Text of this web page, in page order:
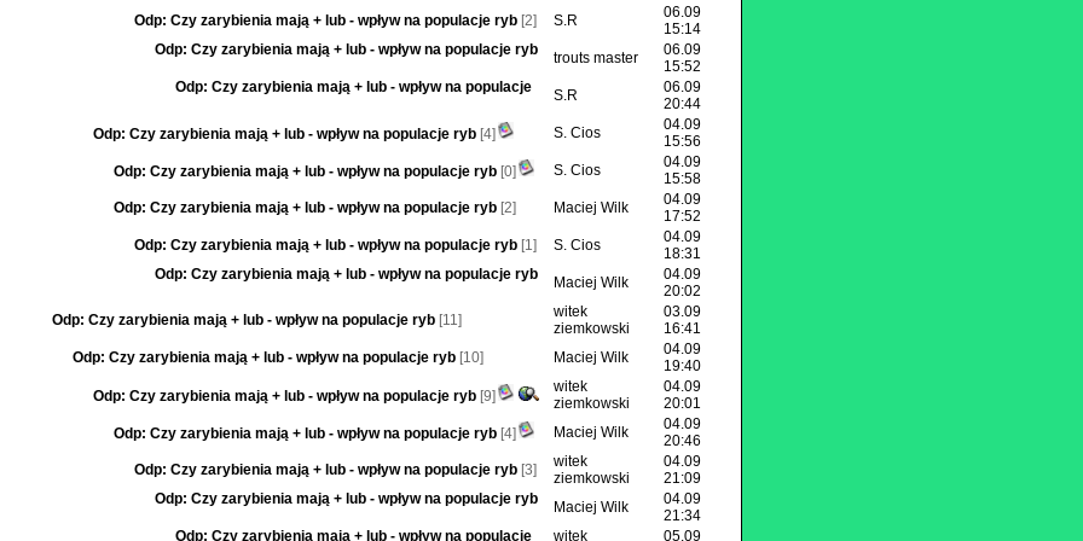
Odp: Czy zarybienia mają + lub - wpływ na populacje ryb [2] S.R
06.09
15:14
Odp: Czy zarybienia mają + lub - wpływ na populacje ryb
trouts master
06.09
15:52
Odp: Czy zarybienia mają + lub - wpływ na populacje
S.R
06.09
20:44
Odp: Czy zarybienia mają + lub - wpływ na populacje ryb [4] S. Cios
04.09
15:56
Odp: Czy zarybienia mają + lub - wpływ na populacje ryb [0] S. Cios
04.09
15:58
Odp: Czy zarybienia mają + lub - wpływ na populacje ryb [2] Maciej Wilk
04.09
17:52
Odp: Czy zarybienia mają + lub - wpływ na populacje ryb [1] S. Cios
04.09
18:31
Odp: Czy zarybienia mają + lub - wpływ na populacje ryb
Maciej Wilk
04.09
20:02
Odp: Czy zarybienia mają + lub - wpływ na populacje ryb [11]
witek
ziemkowski
03.09
16:41
Odp: Czy zarybienia mają + lub - wpływ na populacje ryb [10] Maciej Wilk
04.09
19:40
Odp: Czy zarybienia mają + lub - wpływ na populacje ryb [9]
witek
ziemkowski
04.09
20:01
Odp: Czy zarybienia mają + lub - wpływ na populacje ryb [4] Maciej Wilk
04.09
20:46
Odp: Czy zarybienia mają + lub - wpływ na populacje ryb [3]
witek
ziemkowski
04.09
21:09
Odp: Czy zarybienia mają + lub - wpływ na populacje ryb
Maciej Wilk
04.09
21:34
Odp: Czy zarybienia mają + lub - wpływ na populacje
witek 05.09